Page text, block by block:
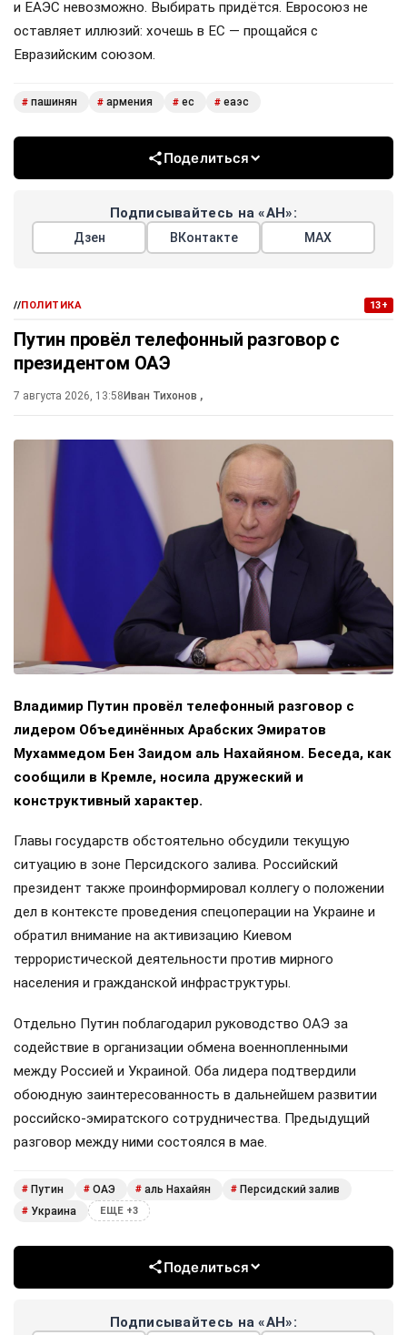
и ЕАЭС невозможно. Выбирать придётся. Евросоюз не
оставляет иллюзий: хочешь в ЕС — прощайся с
Евразийским союзом.
# пашинян # армения # ес # еаэс
Поделиться
Подписывайтесь на «АН»:
Дзен ВКонтакте МАХ
//ПОЛИТИКА 13+
Путин провёл телефонный разговор с
президентом ОАЭ
7 августа 2026, 13:58 Иван Тихонов ,
Владимир Путин провёл телефонный разговор с
лидером Объединённых Арабских Эмиратов
Мухаммедом Бен Заидом аль Нахайяном. Беседа, как
сообщили в Кремле, носила дружеский и
конструктивный характер.
Главы государств обстоятельно обсудили текущую
ситуацию в зоне Персидского залива. Российский
президент также проинформировал коллегу о положении
дел в контексте проведения спецоперации на Украине и
обратил внимание на активизацию Киевом
террористической деятельности против мирного
населения и гражданской инфраструктуры.
Отдельно Путин поблагодарил руководство ОАЭ за
содействие в организации обмена военнопленными
между Россией и Украиной. Оба лидера подтвердили
обоюдную заинтересованность в дальнейшем развитии
российско-эмиратского сотрудничества. Предыдущий
разговор между ними состоялся в мае.
# Путин # ОАЭ # аль Нахайян # Персидский залив
# Украина ЕЩЕ +3
Поделиться
Подписывайтесь на «АН»: